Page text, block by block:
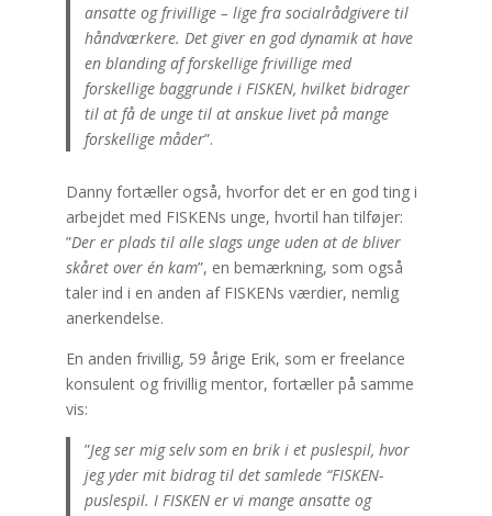
ansatte og frivillige – lige fra socialrådgivere til
håndværkere. Det giver en god dynamik at have
en blanding af forskellige frivillige med
forskellige baggrunde i FISKEN, hvilket bidrager
til at få de unge til at anskue livet på mange
forskellige måder”.
Danny fortæller også, hvorfor det er en god ting i
arbejdet med FISKENs unge, hvortil han tilføjer:
”Der er plads til alle slags unge uden at de bliver
skåret over én kam”, en bemærkning, som også
taler ind i en anden af FISKENs værdier, nemlig
anerkendelse.
En anden frivillig, 59 årige Erik, som er freelance
konsulent og frivillig mentor, fortæller på samme
vis:
”Jeg ser mig selv som en brik i et puslespil, hvor
jeg yder mit bidrag til det samlede “FISKEN-
puslespil. I FISKEN er vi mange ansatte og